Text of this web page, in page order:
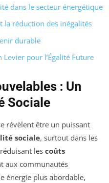
dans le secteur énergétique
la réduction des inégalités
durable
Levier pour l’Égalité Future
: Un
Sociale
révèlent être un puissant
sociale, surtout dans les
les coûts
aux communautés
énergie plus abordable,